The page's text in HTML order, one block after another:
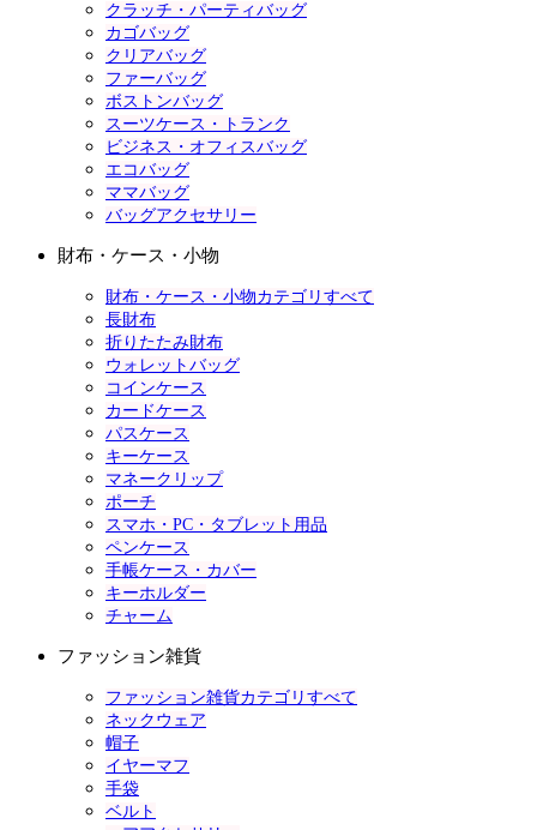
クラッチ・パーティバッグ
カゴバッグ
クリアバッグ
ファーバッグ
ボストンバッグ
スーツケース・トランク
ビジネス・オフィスバッグ
エコバッグ
ママバッグ
バッグアクセサリー
財布・ケース・小物
財布・ケース・小物カテゴリすべて
長財布
折りたたみ財布
ウォレットバッグ
コインケース
カードケース
パスケース
キーケース
マネークリップ
ポーチ
スマホ・PC・タブレット用品
ペンケース
手帳ケース・カバー
キーホルダー
チャーム
ファッション雑貨
ファッション雑貨カテゴリすべて
ネックウェア
帽子
イヤーマフ
手袋
ベルト